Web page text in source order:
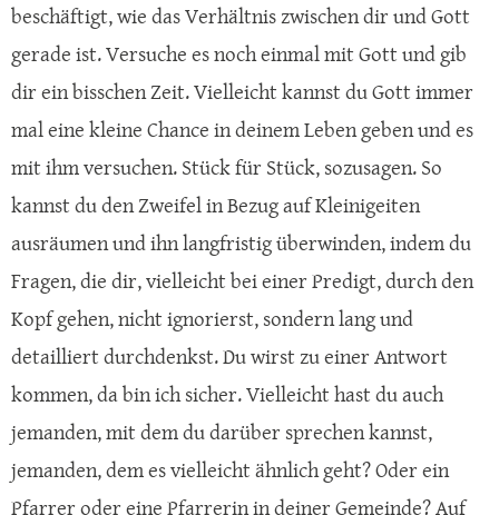
beschäftigt, wie das Verhältnis zwischen dir und Gott
gerade ist. Versuche es noch einmal mit Gott und gib
dir ein bisschen Zeit. Vielleicht kannst du Gott immer
mal eine kleine Chance in deinem Leben geben und es
mit ihm versuchen. Stück für Stück, sozusagen. So
kannst du den Zweifel in Bezug auf Kleinigeiten
ausräumen und ihn langfristig überwinden, indem du
Fragen, die dir, vielleicht bei einer Predigt, durch den
Kopf gehen, nicht ignorierst, sondern lang und
detailliert durchdenkst. Du wirst zu einer Antwort
kommen, da bin ich sicher. Vielleicht hast du auch
jemanden, mit dem du darüber sprechen kannst,
jemanden, dem es vielleicht ähnlich geht? Oder ein
Pfarrer oder eine Pfarrerin in deiner Gemeinde? Auf